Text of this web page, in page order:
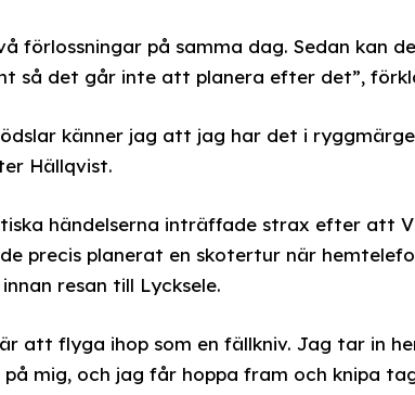
förlossningar på samma dag. Sedan kan
så det går inte att planera efter det”,
känner jag att jag har det i
Hällqvist.
händelserna inträffade strax efter att
precis planerat en skotertur när
resan till Lycksele.
att flyga ihop som en fällkniv. Jag tar in
mig, och jag får hoppa fram och knipa